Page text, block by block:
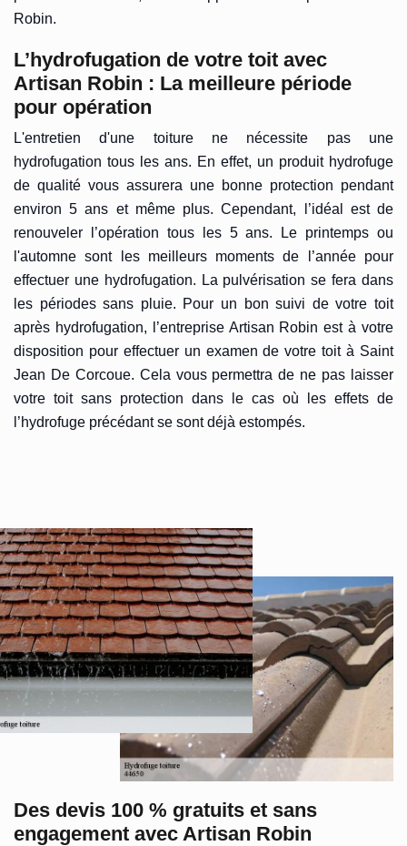
Robin.
L’hydrofugation de votre toit avec
Artisan Robin : La meilleure période
pour opération
L'entretien d'une toiture ne nécessite pas une
hydrofugation tous les ans. En effet, un produit hydrofuge
de qualité vous assurera une bonne protection pendant
environ 5 ans et même plus. Cependant, l’idéal est de
renouveler l’opération tous les 5 ans. Le printemps ou
l'automne sont les meilleurs moments de l’année pour
effectuer une hydrofugation. La pulvérisation se fera dans
les périodes sans pluie. Pour un bon suivi de votre toit
après hydrofugation, l’entreprise Artisan Robin est à votre
disposition pour effectuer un examen de votre toit à Saint
Jean De Corcoue. Cela vous permettra de ne pas laisser
votre toit sans protection dans le cas où les effets de
l’hydrofuge précédant se sont déjà estompés.
Des devis 100 % gratuits et sans
engagement avec Artisan Robin